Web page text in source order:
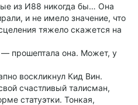
из И88 никогда бы… Она
и не имело значение, что
тяжело скажется на
прошептала она. Может, у
воскликнул Кид Вин.
счастливый талисман,
статуэтки. Тонкая,